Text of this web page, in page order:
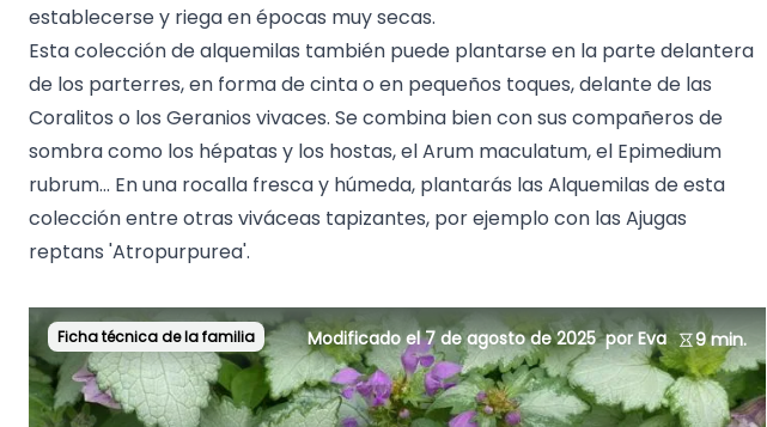
establecerse y riega en épocas muy secas.
Esta colección de alquemilas también puede plantarse en la parte delantera
de los parterres, en forma de cinta o en pequeños toques, delante de las
Coralitos o los Geranios vivaces. Se combina bien con sus compañeros de
sombra como los hépatas y los hostas, elArum maculatum, el Epimedium
rubrum... En una rocalla fresca y húmeda, plantarás las Alquemilas de esta
colección entre otras viváceas tapizantes, por ejemplo con las Ajugas
reptans 'Atropurpurea'.
Ficha técnica de la familia Modificado el 7 de agosto de 2025 por Eva 9 min.